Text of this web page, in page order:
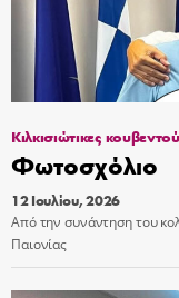
Κιλκισιώτικες
Φωτοσχόλιο
12 Ιουλίου, 2026
Από την συνάντηση του
Παιονίας